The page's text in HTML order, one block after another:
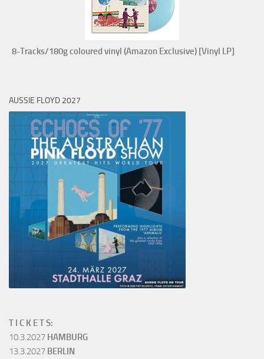
8-Tracks/180g coloured vinyl (Amazon Exclusive) [Vinyl LP]
AUSSIE FLOYD 2027
T I C K E T S:
10.3.2027 HAMBURG
13.3.2027 BERLIN